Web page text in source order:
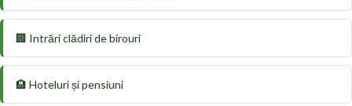
🏢 Intrări clădiri de birouri
🏨 Hoteluri și pensiuni